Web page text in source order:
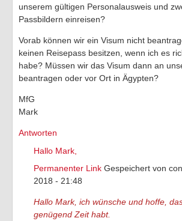
unserem gültigen Personalausweis und
Passbildern einreisen?
Vorab können wir ein Visum nicht
keinen Reisepass besitzen, wenn ich es
habe? Müssen wir das Visum dann an
beantragen oder vor Ort in Ägypten?
MfG
Mark
Antworten
Hallo Mark,
Permanenter Link Gespeichert von
2018 - 21:48
Hallo Mark, ich wünsche und hoffe,
genügend Zeit habt.